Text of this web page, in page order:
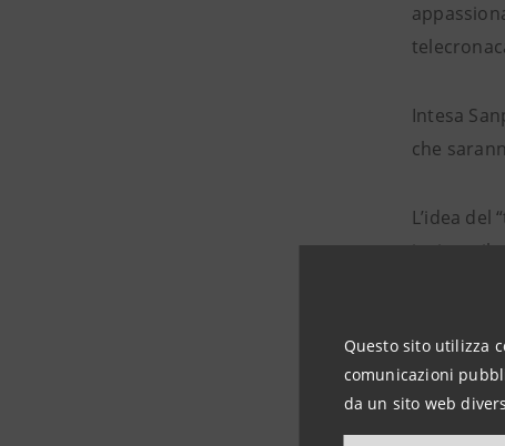
Questo sito utilizza
comunicazioni
da un sito web
Intesa
che
L’idea
invitato il